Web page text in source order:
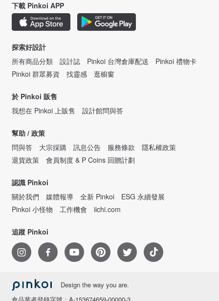
下載 Pinkoi APP
探索好設計
所有商品分類
設計誌 Pinkoi 台灣倉庫配送
Pinkoi 禮物卡
Pinkoi 群眾募資
找靈感 逛櫥窗
於 Pinkoi 販售
我想在 Pinkoi 上販售
設計館問與答
幫助 / 政策
問與答
大宗採購 訊息公告 服務條款
隱私權政策
退貨政策
會員制度 & P Coins 回贈計劃
認識 Pinkoi
關於我們
媒體報導 全新 Pinkoi
ESG 永續發展
Pinkoi 小怪物
工作機會 iichi.com
追蹤 Pinkoi
Design the way you are.